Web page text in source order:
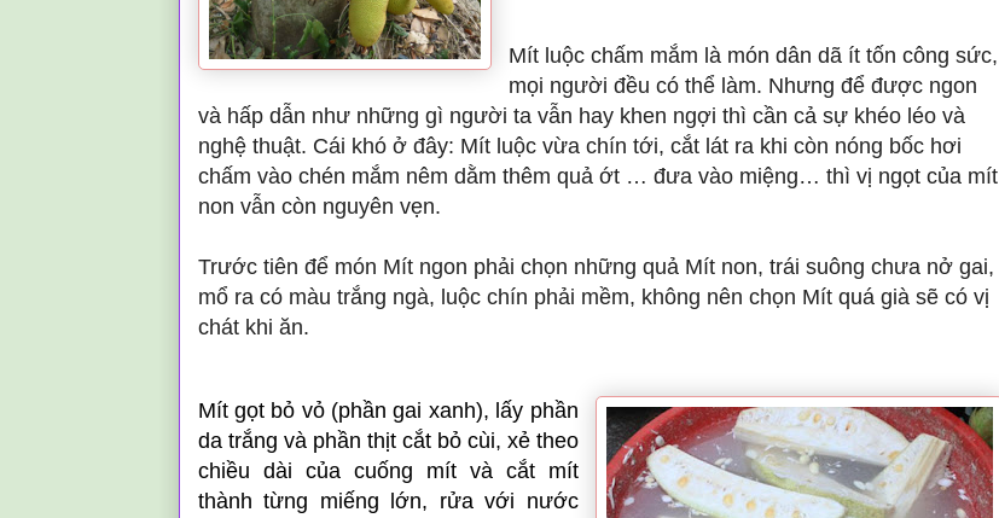
Mít luộc chấm mắm là món dân dã ít tốn công sức,
mọi người đều có thể làm. Nhưng để được ngon
và hấp dẫn như những gì người ta vẫn hay khen ngợi thì cần cả sự khéo léo và
nghệ thuật. Cái khó ở đây: Mít luộc vừa chín tới, cắt lát ra khi còn nóng bốc hơi
chấm vào chén mắm nêm dằm thêm quả ớt … đưa vào miệng… thì vị ngọt của mít
non vẫn còn nguyên vẹn.
Trước tiên để món Mít ngon phải chọn những quả Mít non, trái suông chưa nở gai,
mổ ra có màu trắng ngà, luộc chín phải mềm, không nên chọn Mít quá già sẽ có vị
chát khi ăn.
Mít gọt bỏ vỏ (phần gai xanh), lấy phần
da trắng và phần thịt cắt bỏ cùi, xẻ theo
chiều dài của cuống mít và cắt mít
thành từng miếng lớn, rửa với nước